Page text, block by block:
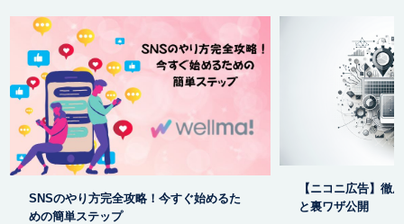
SNSのやり方完全攻略！今すぐ始めるた
めの簡単ステップ
【ニコニ広告】徹
と裏ワザ公開